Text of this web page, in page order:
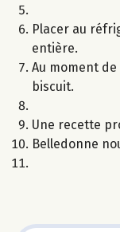
Placer au
entière.
Au moment
biscuit.
Une recette
Belledonne